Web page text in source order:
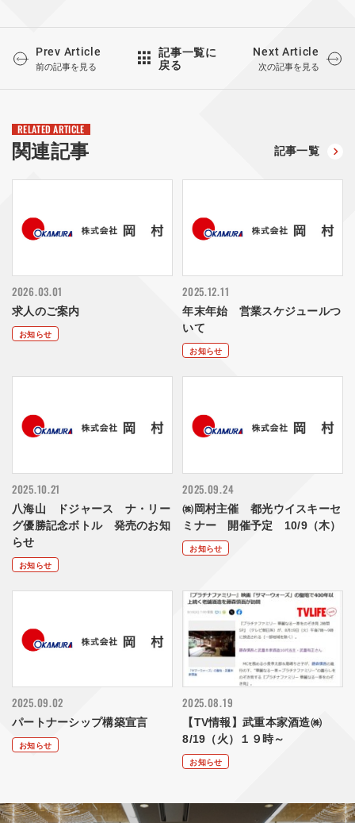
Prev Article
前の記事を見る
記事一覧に
戻る
Next Article
次の記事を見る
RELATED ARTICLE
関連記事 記事一覧
2026.03.01
求人のご案内
お知らせ
2025.12.11
年末年始 営業スケジュールつ
いて
お知らせ
2025.10.21
八海山 ドジャース ナ・リー
グ優勝記念ボトル 発売のお知
らせ
お知らせ
2025.09.24
㈱岡村主催 都光ウイスキーセ
ミナー 開催予定 10/9（木）
お知らせ
2025.09.02
パートナーシップ構築宣言
お知らせ
2025.08.19
【TV情報】武重本家酒造㈱
8/19（火）１９時～
お知らせ